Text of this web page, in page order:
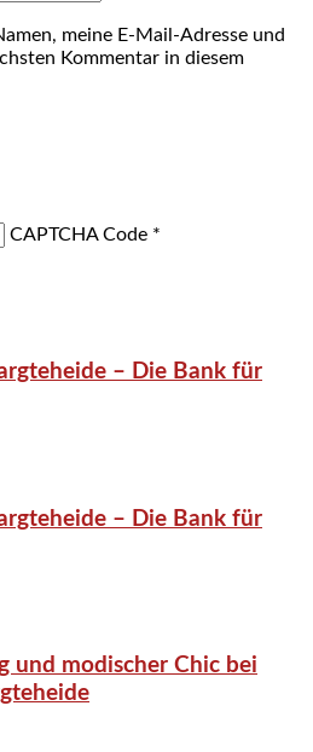
meine E-Mail-Adresse und
Kommentar in diesem
CAPTCHA Code *
– Die Bank für
– Die Bank für
und modischer Chic bei